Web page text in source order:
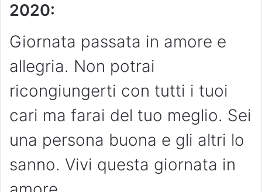
2020:
Giornata passata in amore e
allegria. Non potrai
ricongiungerti con tutti i tuoi
cari ma farai del tuo meglio. Sei
una persona buona e gli altri lo
sanno. Vivi questa giornata in